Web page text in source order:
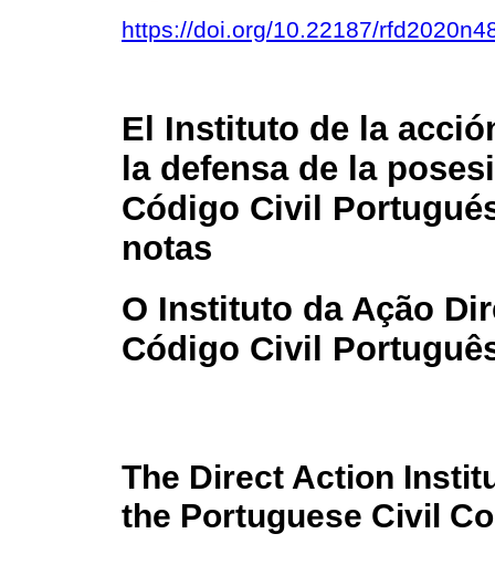
https://doi.org/10.22187/
El Instituto de la
la defensa de la
Código Civil
notas
O Instituto da Ação
Código Civil
The Direct Action
the Portuguese Civil